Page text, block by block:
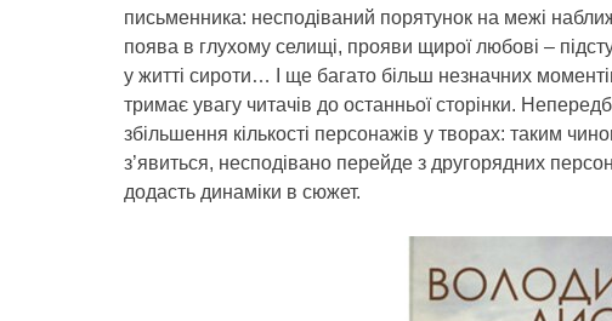
письменника: несподіваний порятунок на межі
поява в глухому селищі, прояви щирої любові –
у житті сироти… І ще багато більш незначних
тримає увагу читачів до останньої сторінки.
збільшення кількості персонажів у творах: таким
з’явиться, несподівано перейде з другорядних
додасть динаміки в сюжет.